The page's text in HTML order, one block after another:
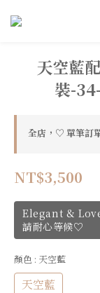
天空藍
裝-
全店，♡ 單筆訂
NT$3,500
Elegant & Love
請耐心等候♡
顏色 : 天空藍
天空藍